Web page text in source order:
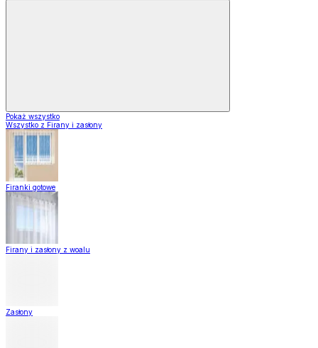
Pokaż wszystko
Wszystko z Firany i zasłony
Firanki gotowe
Firany i zasłony z woalu
Zasłony